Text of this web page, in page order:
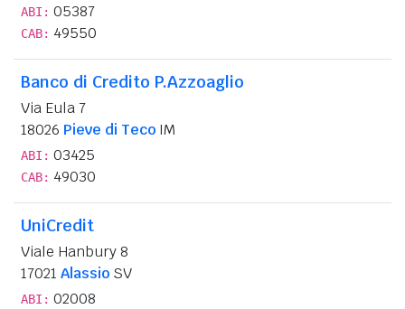
ABI: 05387
CAB: 49550
Banco di Credito P.Azzoaglio
Via Eula 7
18026 Pieve di Teco IM
ABI: 03425
CAB: 49030
UniCredit
Viale Hanbury 8
17021 Alassio SV
ABI: 02008